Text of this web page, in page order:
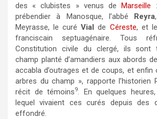
des « clubistes » venus deMarseille
prébendier à Manosque, l’abbé Reyra
Meyrasse, le curéVial de Céreste, et
franciscain septuagénaire. Tous
Constitution civile du clergé, ils sont
champ planté d’amandiers aux abords
accabla d’outrages et de coups, et enfin
arbres du champ », rapporte l’historien
récit de témoins9. En quelques
lequel vivaient ces curés depuis des
effondré.